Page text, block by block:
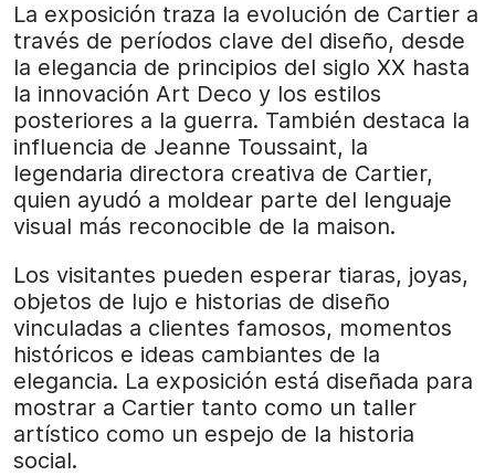
La exposición traza la evolución de Cartier a
través de períodos clave del diseño, desde
la elegancia de principios del siglo XX hasta
la innovación Art Deco y los estilos
posteriores a la guerra. También destaca la
influencia de Jeanne Toussaint, la
legendaria directora creativa de Cartier,
quien ayudó a moldear parte del lenguaje
visual más reconocible de la maison.
Los visitantes pueden esperar tiaras, joyas,
objetos de lujo e historias de diseño
vinculadas a clientes famosos, momentos
históricos e ideas cambiantes de la
elegancia. La exposición está diseñada para
mostrar a Cartier tanto como un taller
artístico como un espejo de la historia
social.